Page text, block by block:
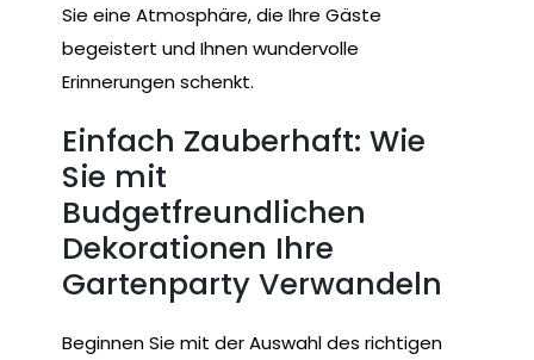
Sie eine Atmosphäre, die Ihre Gäste
begeistert und Ihnen wundervolle
Erinnerungen schenkt.
Einfach Zauberhaft: Wie
Sie mit
Budgetfreundlichen
Dekorationen Ihre
Gartenparty Verwandeln
Beginnen Sie mit der Auswahl des richtigen